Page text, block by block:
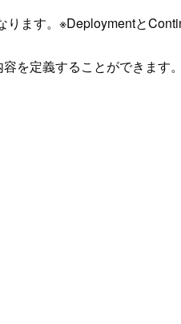
ます。※Deploymentと
を定義することができます。